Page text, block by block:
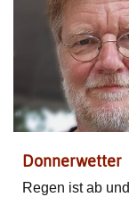
Donnerwetter
Regen ist ab